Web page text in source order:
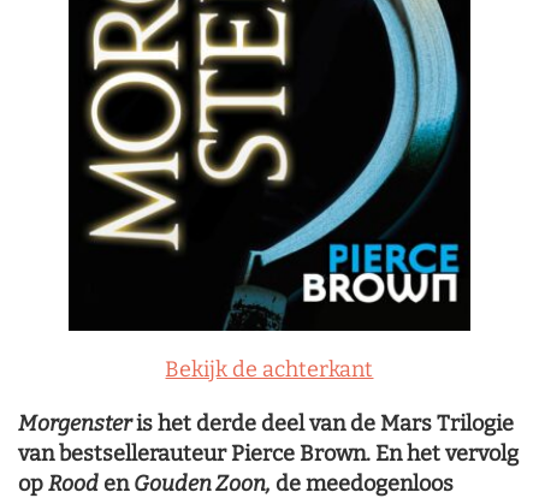
Bekijk de achterkant
Morgensteris het derde deel van de Mars Trilogie
van bestsellerauteur Pierce Brown. En het vervolg
opRood enGouden Zoon, de meedogenloos